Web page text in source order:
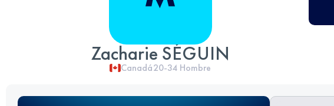
Zacharie SÉGUIN
Canadá20-34 Hombre